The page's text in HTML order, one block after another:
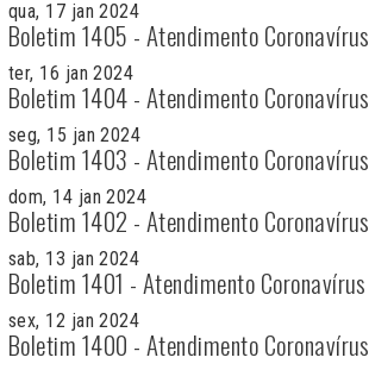
qua, 17 jan 2024
Boletim 1405 - Atendimento Coronavírus
ter, 16 jan 2024
Boletim 1404 - Atendimento Coronavírus
seg, 15 jan 2024
Boletim 1403 - Atendimento Coronavírus
dom, 14 jan 2024
Boletim 1402 - Atendimento Coronavírus
sab, 13 jan 2024
Boletim 1401 - Atendimento Coronavírus
sex, 12 jan 2024
Boletim 1400 - Atendimento Coronavírus